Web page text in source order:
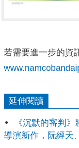
若需要進一步的資
延伸閱讀
《沉默的審判
導演新作，阮經天